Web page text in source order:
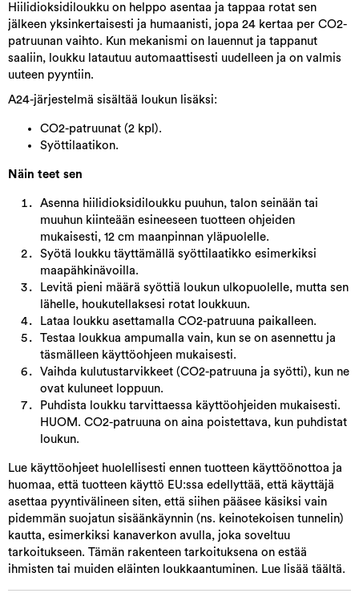
Hiilidioksidiloukku on helppo asentaa ja tappaa rotat sen
jälkeen yksinkertaisesti ja humaanisti, jopa 24 kertaa per CO2-
patruunan vaihto. Kun mekanismi on lauennut ja tappanut
saaliin, loukku latautuu automaattisesti uudelleen ja on valmis
uuteen pyyntiin.
A24-järjestelmä sisältää loukun lisäksi:
CO2-patruunat (2 kpl).
Syöttilaatikon.
Näin teet sen
Asenna hiilidioksidiloukku puuhun, talon seinään tai
muuhun kiinteään esineeseen tuotteen ohjeiden
mukaisesti, 12 cm maanpinnan yläpuolelle.
Syötä loukku täyttämällä syöttilaatikko esimerkiksi
maapähkinävoilla.
Levitä pieni määrä syöttiä loukun ulkopuolelle, mutta sen
lähelle, houkutellaksesi rotat loukkuun.
Lataa loukku asettamalla CO2-patruuna paikalleen.
Testaa loukkua ampumalla vain, kun se on asennettu ja
täsmälleen käyttöohjeen mukaisesti.
Vaihda kulutustarvikkeet (CO2-patruuna ja syötti), kun ne
ovat kuluneet loppuun.
Puhdista loukku tarvittaessa käyttöohjeiden mukaisesti.
HUOM. CO2-patruuna on aina poistettava, kun puhdistat
loukun.
Lue käyttöohjeet huolellisesti ennen tuotteen käyttöönottoa ja
huomaa, että tuotteen käyttö EU:ssa edellyttää, että käyttäjä
asettaa pyyntivälineen siten, että siihen pääsee käsiksi vain
pidemmän suojatun sisäänkäynnin (ns. keinotekoisen tunnelin)
kautta, esimerkiksi kanaverkon avulla, joka soveltuu
tarkoitukseen. Tämän rakenteen tarkoituksena on estää
ihmisten tai muiden eläinten loukkaantuminen. Lue lisää täältä.